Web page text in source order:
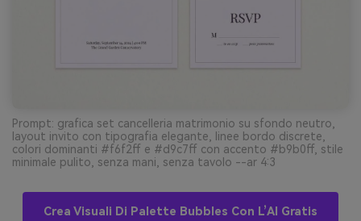
Prompt: grafica set cancelleria matrimonio su sfondo neutro,
layout invito con tipografia elegante, linee bordo discrete,
colori dominanti #f6f2ff e #d9c7ff con accento #b9b0ff, stile
minimale pulito, senza mani, senza tavolo --ar 4:3
Crea Visuali Di Palette Bubbles Con L’AI Gratis